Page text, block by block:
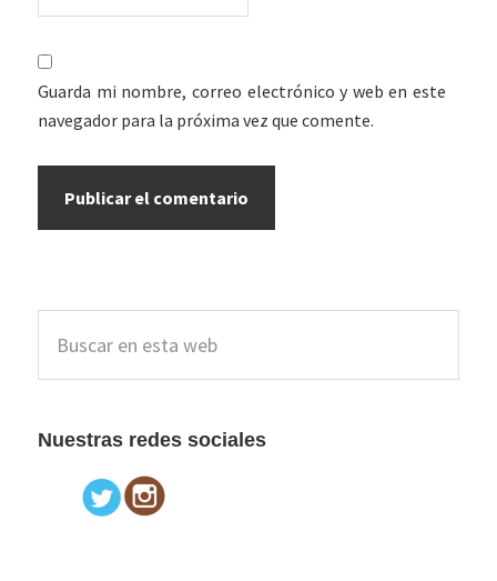
Guarda mi nombre, correo electrónico y web en este
navegador para la próxima vez que comente.
Barra
lateral
esta
Nuestras redes sociales